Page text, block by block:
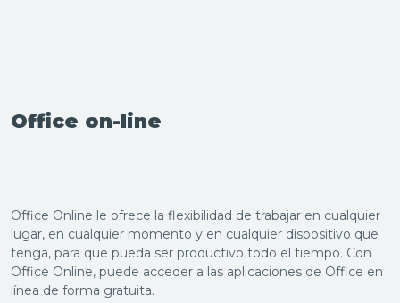
Office on-line
Office Online le ofrece la flexibilidad de trabajar en cualquier
lugar, en cualquier momento y en cualquier dispositivo que
tenga, para que pueda ser productivo todo el tiempo. Con
Office Online, puede acceder a las aplicaciones de Office en
línea de forma gratuita.